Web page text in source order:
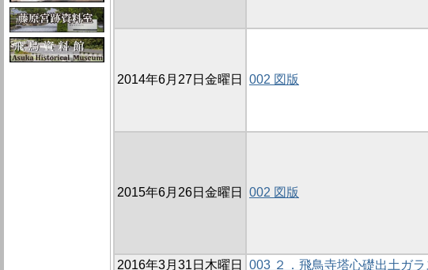
2014年6月27日金曜日 002 図版
2015年6月26日金曜日 002 図版
2016年3月31日木曜日
003 ２．飛鳥寺塔心礎出土ガ